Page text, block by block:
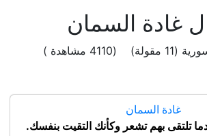
غادة السمان
(4110 مشاهدة )
غادة السمان
تلتقى بهم تشعر وكأنك التقيت بنفسك.